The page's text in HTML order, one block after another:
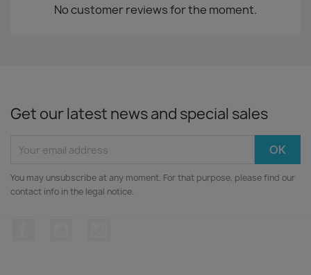
No customer reviews for the moment.
Get our latest news and special sales
You may unsubscribe at any moment. For that purpose, please find our
contact info in the legal notice.